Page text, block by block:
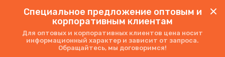
Специальное предложение оптовым и
корпоративным клиентам
Для оптовых и корпоративных клиентов цена носит
информационный характер и зависит от запроса.
Обращайтесь, мы договоримся!